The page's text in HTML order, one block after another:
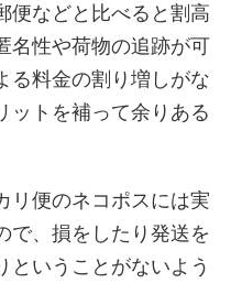
便などと比べると割高
名性や荷物の追跡が可
る料金の割り増しがな
ットを補って余りある
リ便のネコポスには実
で、損をしたり発送を
ということがないよう